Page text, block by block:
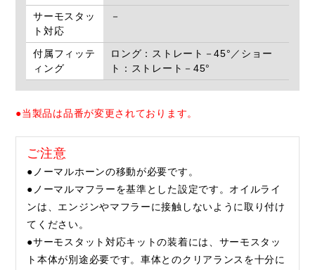
サーモスタッ
ト対応
－
付属フィッテ
ィング
ロング：ストレート－45°／ショー
ト：ストレート－45°
●当製品は品番が変更されております。
ご注意
●ノーマルホーンの移動が必要です。
●ノーマルマフラーを基準とした設定です。オイルライ
ンは、エンジンやマフラーに接触しないように取り付け
てください。
●サーモスタット対応キットの装着には、サーモスタッ
ト本体が別途必要です。車体とのクリアランスを十分に